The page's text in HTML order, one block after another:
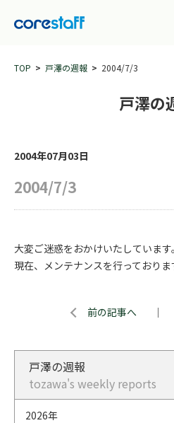
TOP 戸澤の週報 2004/7/3
戸澤の
2004年07月03日
2004/7/3
大変ご迷惑をおかけいたしています。
現在、メンテナンスを行っておりま
前の記事へ ｜
戸澤の週報
tozawa's weekly reports
2026年